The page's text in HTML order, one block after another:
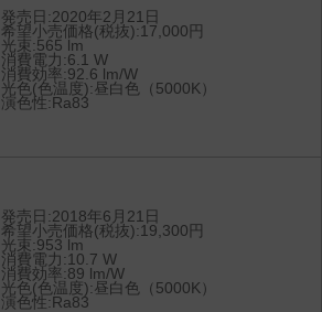
発売日:2020年2月21日
希望小売価格(税抜):17,000円
光束:565 lm
消費電力:6.1 W
消費効率:92.6 lm/W
光色(色温度):昼白色（5000K）
演色性:Ra83
発売日:2018年6月21日
希望小売価格(税抜):19,300円
光束:953 lm
消費電力:10.7 W
消費効率:89 lm/W
光色(色温度):昼白色（5000K）
演色性:Ra83